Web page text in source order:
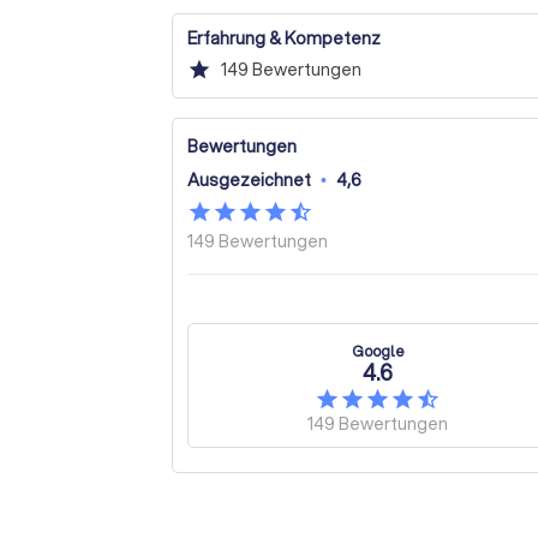
Erfahrung & Kompetenz
star 149 Bewertungen
Bewertungen
Ausgezeichnet • 4,6
149 Bewertungen
Google
4.6
149 Bewertungen